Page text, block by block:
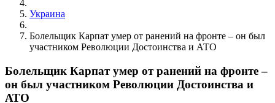
Украина
Болельщик Карпат умер от ранений на фронте – он был
участником Революции Достоинства и АТО
Болельщик Карпат умер от ранений на фронте –
он был участником Революции Достоинства и
АТО